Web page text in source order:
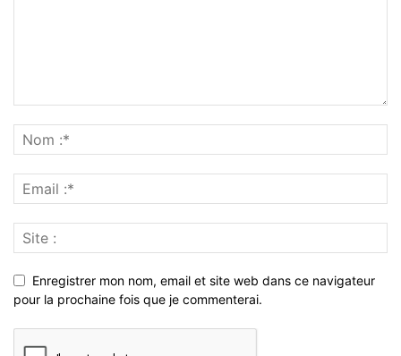
Enregistrer mon nom, email et site web dans ce navigateur
pour la prochaine fois que je commenterai.